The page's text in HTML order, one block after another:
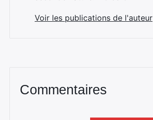
Voir les publications de l'auteur
Commentaires